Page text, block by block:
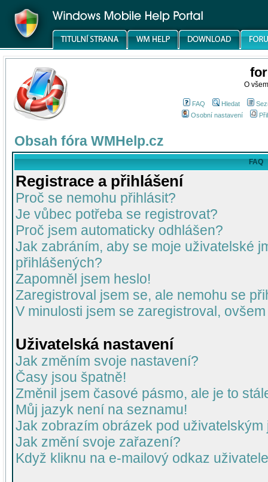
O
FAQ Hledat
Osobní nastavení
Obsah fóra WMHelp.cz
FAQ
Registrace a přihlášení
Proč se nemohu přihlásit?
Je vůbec potřeba se registrovat?
Proč jsem automaticky odhlášen?
Jak zabráním, aby se moje uživatelské
přihlášených?
Zapomněl jsem heslo!
Zaregistroval jsem se, ale nemohu se
V minulosti jsem se zaregistroval,
Uživatelská nastavení
Jak změním svoje nastavení?
Časy jsou špatně!
Změnil jsem časové pásmo, ale je to
Můj jazyk není na seznamu!
Jak zobrazím obrázek pod uživatelským
Jak změní svoje zařazení?
Když kliknu na e-mailový odkaz